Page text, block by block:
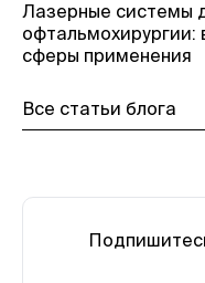
Лазерные системы
офтальмохирургии:
сферы применения
Все статьи блога